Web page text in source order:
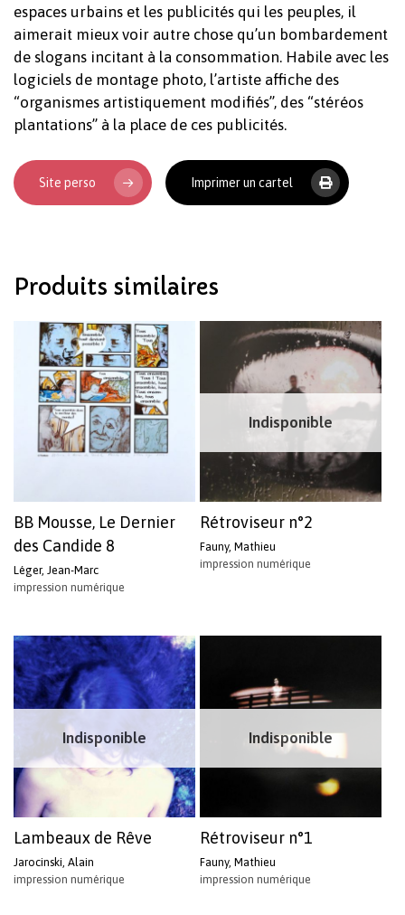
Votre panier est vide.
Revenir à l'Artotek
espaces urbains et les publicités qui les peuples, il
aimerait mieux voir autre chose qu’un bombardement
de slogans incitant à la consommation. Habile avec les
logiciels de montage photo, l’artiste affiche des
“organismes artistiquement modifiés”, des “stéréos
plantations” à la place de ces publicités.
Site perso Imprimer un cartel
Produits similaires
BB Mousse, Le Dernier
des Candide 8
Léger, Jean-Marc
impression numérique
Indisponible
Rétroviseur n°2
Fauny, Mathieu
impression numérique
Indisponible
Lambeaux de Rêve
Jarocinski, Alain
impression numérique
Indisponible
Rétroviseur n°1
Fauny, Mathieu
impression numérique